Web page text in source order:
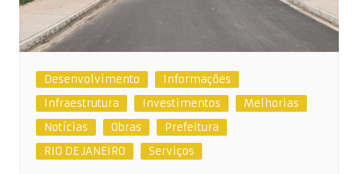
Desenvolvimento
Informações
Infraestrutura
Investimentos
Melhorias
Notícias
Obras
Prefeitura
RIO DE JANEIRO
Serviços